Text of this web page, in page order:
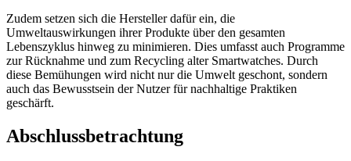
Zudem setzen sich die Hersteller dafür ein, die
Umweltauswirkungen ihrer Produkte über den gesamten
Lebenszyklus hinweg zu minimieren. Dies umfasst auch Programme
zur Rücknahme und zum Recycling alter Smartwatches. Durch
diese Bemühungen wird nicht nur die Umwelt geschont, sondern
auch das Bewusstsein der Nutzer für nachhaltige Praktiken
geschärft.
Abschlussbetrachtung